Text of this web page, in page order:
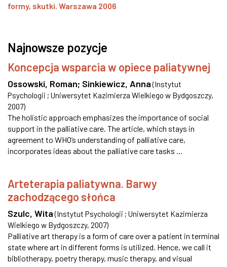
formy, skutki. Warszawa 2006
Najnowsze pozycje
Koncepcja wsparcia w opiece paliatywnej
Ossowski, Roman; Sinkiewicz, Anna (Instytut
Psychologii ; Uniwersytet Kazimierza Wielkiego w Bydgoszczy,
2007)
The holistic approach emphasizes the importance of social
support in the palliative care. The article, which stays in
agreement to WHO’s understanding of palliative care,
incorporates ideas about the palliative care tasks ...
Arteterapia paliatywna. Barwy
zachodzącego słońca
Szulc, Wita (Instytut Psychologii ; Uniwersytet Kazimierza
Wielkiego w Bydgoszczy, 2007)
Palliative art therapy is a form of care over a patient in terminal
state where art in different forms is utilized. Hence, we call it
bibliotherapy, poetry therapy, music therapy, and visual